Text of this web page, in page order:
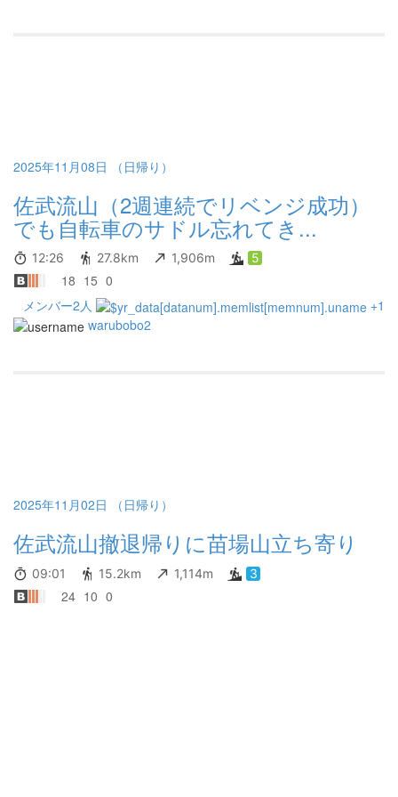
2025年11月08日 （日帰り）
佐武流山（2週連続でリベンジ成功）
でも自転車のサドル忘れてき...
12:26 27.8km 1,906m 5
18 15 0
メンバー2人
+1
warubobo2
2025年11月02日 （日帰り）
佐武流山撤退帰りに苗場山立ち寄り
09:01 15.2km 1,114m 3
24 10 0